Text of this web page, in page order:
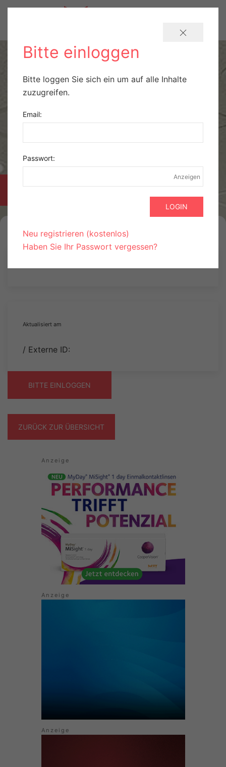
PRAXISBÖRSE
Aktualisiert am
/ Externe ID:
BITTE EINLOGGEN
ZURÜCK ZUR ÜBERSICHT
Bitte einloggen
Bitte loggen Sie sich ein um auf alle Inhalte
zuzugreifen.
Email:
Passwort:
Anzeigen
Neu registrieren (kostenlos)
Haben Sie Ihr Passwort vergessen?